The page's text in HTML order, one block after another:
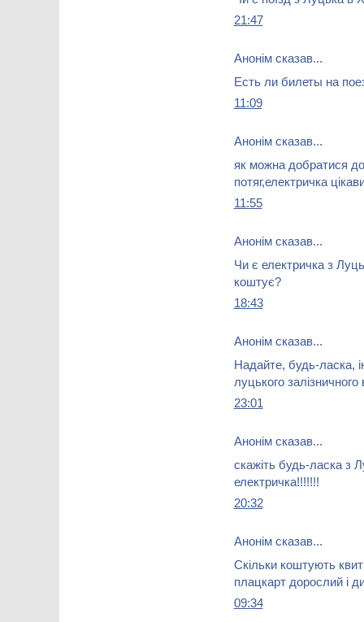
21:47
Анонім сказав...
Есть ли билеты на
11:09
Анонім сказав...
як можна добратися
потяг,електричка
11:55
Анонім сказав...
Чи є електричка з
коштує?
18:43
Анонім сказав...
Надайте, будь-ласка,
луцького залізничного
23:01
Анонім сказав...
скажіть будь-ласка з
електричка!!!!!!!
20:32
Анонім сказав...
Скільки коштують
плацкарт дорослий і
09:34